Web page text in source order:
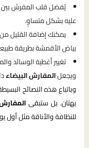
يُفضل قلب المفرش بين
عليه بشكل متساوٍ.
يمكنك إضافة القليل
بياض الأقمشة بطريقة
تغيير أغطية الوسائد
ويجعلالمفارش البيضاء
وباتباع هذه النصائح
بهتان. بل ستبقى
للنظافة والأناقة مثل أول